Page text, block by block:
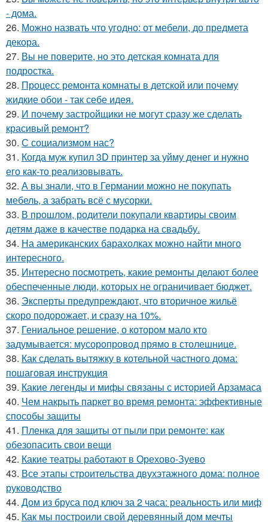
- дома.
26. Можно назвать что угодно: от мебели, до предмета
декора.
27. Вы не поверите, но это детская комната для
подростка.
28. Процесс ремонта комнаты в детской или почему
жидкие обои - так себе идея.
29. И почему застройщики не могут сразу же сделать
красивый ремонт?
30. С социализмом нас?
31. Когда муж купил 3D принтер за уйму денег и нужно
его как-то реализовывать.
32. А вы знали, что в Германии можно не покупать
мебель, а забрать всё с мусорки.
33. В прошлом, родители покупали квартиры своим
детям даже в качестве подарка на свадьбу.
34. На американских барахолках можно найти много
интересного.
35. Интересно посмотреть, какие ремонты делают более
обеспеченные люди, которых не ограничивает бюджет.
36. Эксперты предупреждают, что вторичное жильё
скоро подорожает, и сразу на 10%.
37. Гениальное решение, о котором мало кто
задумывается: мусоропровод прямо в столешнице.
38. Как сделать вытяжку в котельной частного дома:
пошаговая инструкция
39. Какие легенды и мифы связаны с историей Арзамаса
40. Чем накрыть паркет во время ремонта: эффективные
способы защиты
41. Пленка для защиты от пыли при ремонте: как
обезопасить свои вещи
42. Какие театры работают в Орехово-Зуево
43. Все этапы строительства двухэтажного дома: полное
руководство
44. Дом из бруса под ключ за 2 часа: реальность или миф
45. Как мы построили свой деревянный дом мечты